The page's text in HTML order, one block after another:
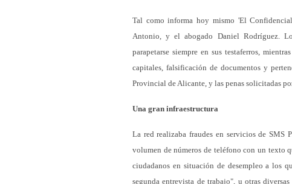
Tal como informa hoy mismo 'El
Antonio, y el abogado Daniel Rodríguez.
parapetarse siempre en sus testaferros,
capitales, falsificación de documentos y
Provincial de Alicante, y las penas solicitadas
Una gran infraestructura
La red realizaba fraudes en servicios de SMS
volumen de números de teléfono con un texto
ciudadanos en situación de desempleo a los
segunda entrevista de trabajo", u otras